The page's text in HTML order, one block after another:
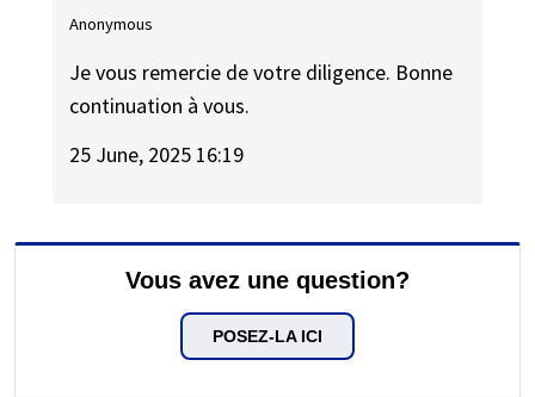
Anonymous
Je vous remercie de votre diligence. Bonne
continuation à vous.
25 June, 2025 16:19
Vous avez une question?
POSEZ-LA ICI